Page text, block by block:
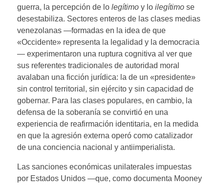
guerra, la percepción de lo legítimo y lo ilegítimo se
desestabiliza. Sectores enteros de las clases medias
venezolanas —formadas en la idea de que
«Occidente» representa la legalidad y la democracia
— experimentaron una ruptura cognitiva al ver que
sus referentes tradicionales de autoridad moral
avalaban una ficción jurídica: la de un «presidente»
sin control territorial, sin ejército y sin capacidad de
gobernar. Para las clases populares, en cambio, la
defensa de la soberanía se convirtió en una
experiencia de reafirmación identitaria, en la medida
en que la agresión externa operó como catalizador
de una conciencia nacional y antiimperialista.
Las sanciones económicas unilaterales impuestas
por Estados Unidos —que, como documenta Mooney